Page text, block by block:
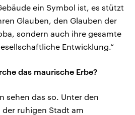
ein Symbol ist, es stützt
Glauben, den Glauben der
sondern auch ihre gesamte
Entwicklung.“
das maurische Erbe?
sehen das so. Unter den
ruhigen Stadt am